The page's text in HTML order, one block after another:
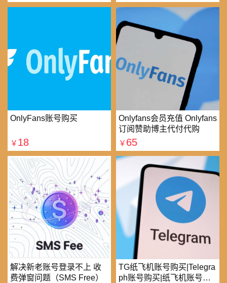
OnlyFans账号购买
￥ 18
Onlyfans会员充值 Onlyfans
订阅赞助博主代付代购
￥ 65
解决新老账号登录不上 收
费弹窗问题（SMS Free）
TG纸飞机账号购买|Telegra
ph账号购买|纸飞机账号购